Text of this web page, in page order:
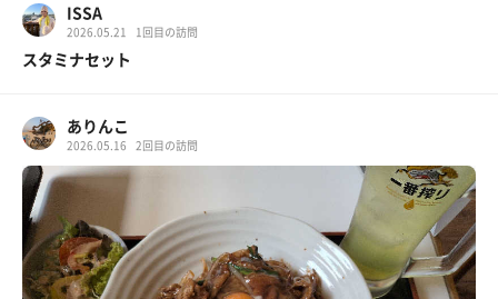
ISSA
2026.05.21 1回目の訪問
スタミナセット
ありんこ
2026.05.16 2回目の訪問